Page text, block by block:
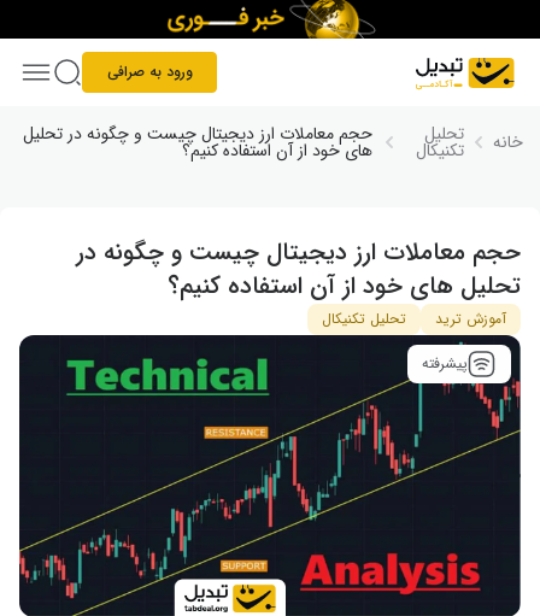
ورود به صرافی
خانه تحلیل
تکنیکال
حجم معاملات ارز دیجیتال چیست و چگونه در تحلیل
های خود از آن استفاده کنیم؟
حجم معاملات ارز دیجیتال چیست و چگونه در
تحلیل های خود از آن استفاده کنیم؟
آموزش ترید
تحلیل تکنیکال
پیشرفته